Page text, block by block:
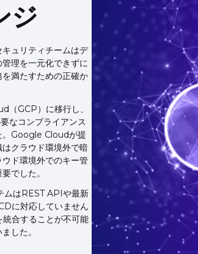
ジ
ュリティチームはデ
理を一元化できずに
満たすための正確か
（GCP）に移行し、
なコンプライアンス
。Google Cloudが提
クラウド環境外で暗
ド環境外でのキー管
でした。
ムはREST APIや最新
に対応していません
合することが不可能
した。